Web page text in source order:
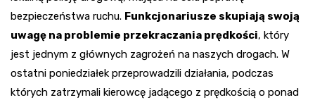
bezpieczeństwa ruchu. Funkcjonariusze skupiają swoją
uwagę na problemie przekraczania prędkości, który
jest jednym z głównych zagrożeń na naszych drogach. W
ostatni poniedziałek przeprowadzili działania, podczas
których zatrzymali kierowcę jadącego z prędkością o ponad